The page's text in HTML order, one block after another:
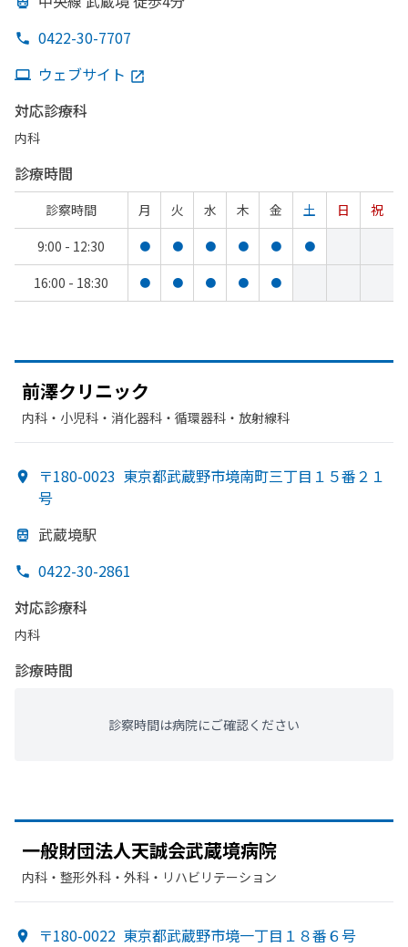
0422-30-7707
ウェブサイト
対応診療科
内科
診療時間
診察時間 月 火 水 木 金 土 日
祝
9:00 - 12:30
● ● ● ● ● ●
16:00 - 18:30 ● ● ● ● ●
前澤クリニック
内科・​小児科・​消化器科・​循環器科・​放射線科
〒180-0023 東京都武蔵野市境南町三丁目１５番２１
号
武蔵境駅
0422-30-2861
対応診療科
内科
診療時間
診察時間は病院にご確認ください
一般財団法人天誠会武蔵境病院
内科・​整形外科・​外科・​リハビリテーション
〒180-0022 東京都武蔵野市境一丁目１８番６号